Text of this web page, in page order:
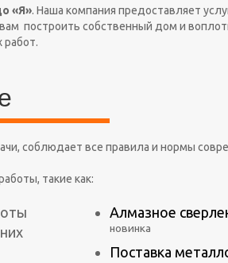
«Я». Наша компания предоставляет
построить собственный дом и
соблюдает все правила и нормы
такие как:
Алмазное
новинка
Поставка